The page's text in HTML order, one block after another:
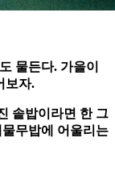
물든다. 가을이
보자.
솥밥이라면 한 그
무밥에 어울리는